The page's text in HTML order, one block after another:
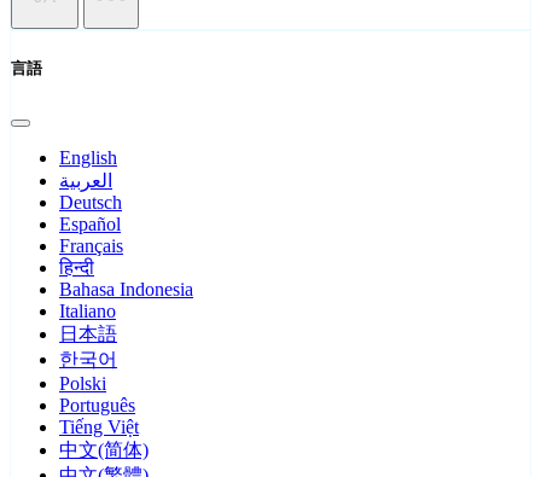
言語
English
العربية
Deutsch
Español
Français
हिन्दी
Bahasa Indonesia
Italiano
日本語
한국어
Polski
Português
Tiếng Việt
中文(简体)